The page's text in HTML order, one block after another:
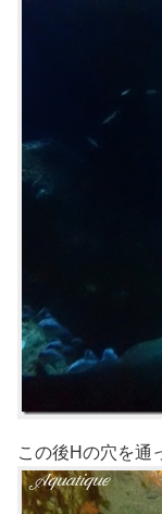
この後Hの穴を通